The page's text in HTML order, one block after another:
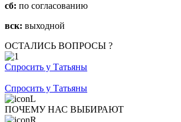
сб: по согласованию
вск: выходной
ОСТАЛИСЬ ВОПРОСЫ ?
Спросить у Татьяны